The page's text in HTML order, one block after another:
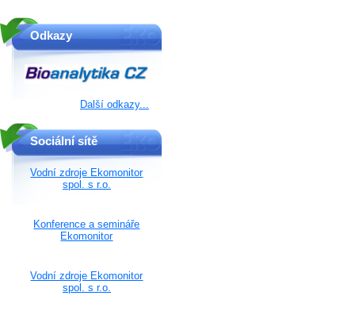
Odkazy
Další odkazy...
Sociální sítě
Vodní zdroje Ekomonitor
spol. s r.o.
Konference a semináře
Ekomonitor
Vodní zdroje Ekomonitor
spol. s r.o.